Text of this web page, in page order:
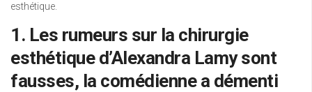
esthétique.
1. Les rumeurs sur la chirurgie
esthétique d’Alexandra Lamy sont
fausses, la comédienne a démenti